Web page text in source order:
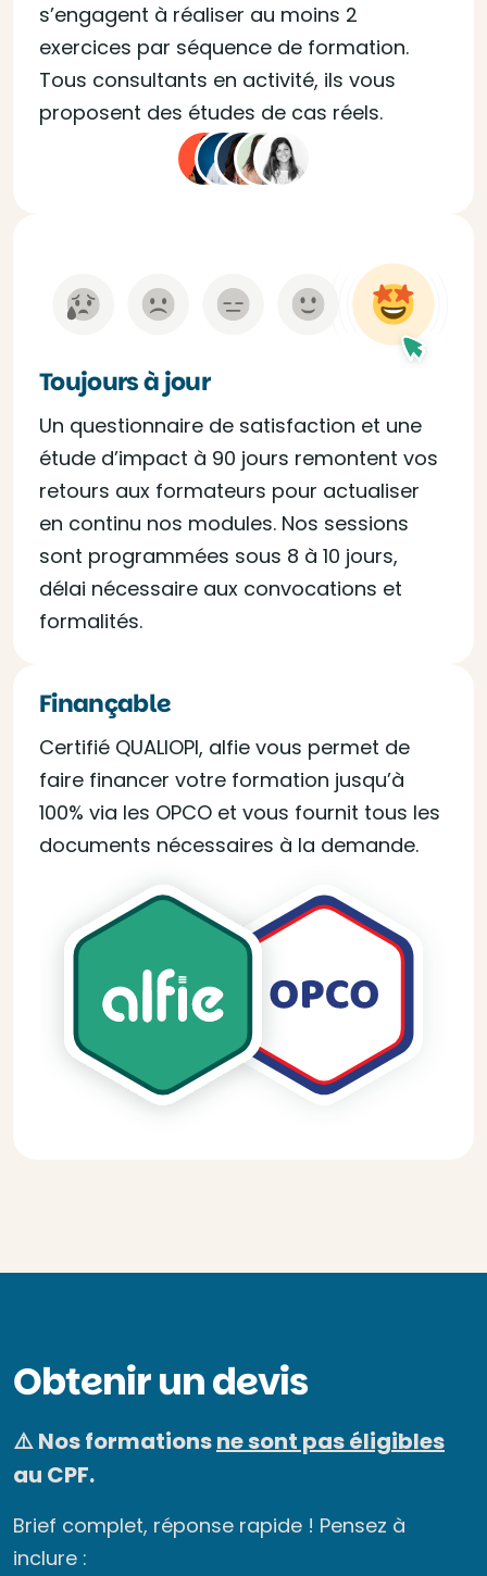
s’engagent à réaliser au moins 2
exercices par séquence de formation.
Tous consultants en activité, ils vous
proposent des études de cas réels.
Toujours à jour
Un questionnaire de satisfaction et une
étude d’impact à 90 jours remontent vos
retours aux formateurs pour actualiser
en continu nos modules. Nos sessions
sont programmées sous 8 à 10 jours,
délai nécessaire aux convocations et
formalités.
Finançable
Certifié QUALIOPI, alfie vous permet de
faire financer votre formation jusqu’à
100% via les OPCO et vous fournit tous les
documents nécessaires à la demande.
Obtenir un devis
⚠️ Nos formationsne sont pas éligibles
au CPF.
Brief complet, réponse rapide ! Pensez à
inclure :